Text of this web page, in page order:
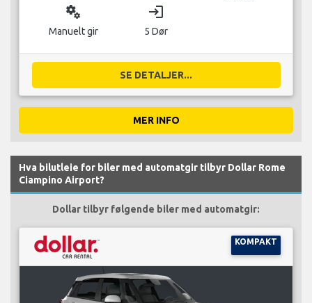
miscellaneous_services
Manuelt gir
login
5 Dør
SE DETALJER...
MER INFO
Hva bilutleie for biler med automatgir tilbyr Dollar Rome
Ciampino Airport?
Dollar tilbyr følgende biler med automatgir:
KOMPAKT